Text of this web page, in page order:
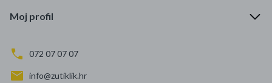
Moj profil
072 07 07 07
info@zutiklik.hr